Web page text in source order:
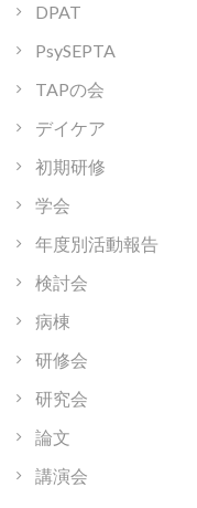
DPAT
PsySEPTA
TAPの会
デイケア
初期研修
学会
年度別活動報告
検討会
病棟
研修会
研究会
論文
講演会